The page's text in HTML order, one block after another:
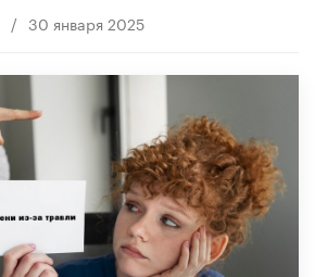
/ 30 января 2025